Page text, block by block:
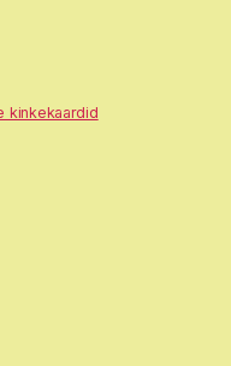
kinkekaardid